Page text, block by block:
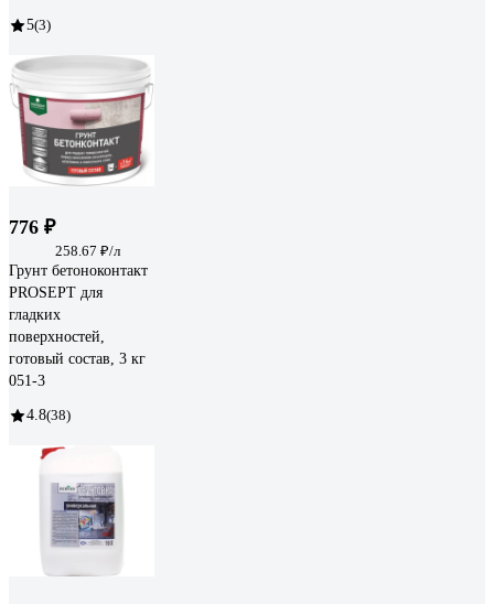
5(3)
776 ₽
258.67 ₽/л
Грунт бетоноконтакт
PROSEPT для
гладких
поверхностей,
готовый состав, 3 кг
051-3
4.8(38)